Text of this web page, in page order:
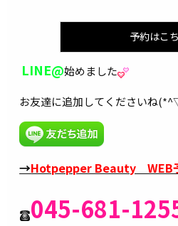
予約はこ
LINE@始めました
お友達に追加してくださいね
→Hotpepper Beauty WEB
045-681-